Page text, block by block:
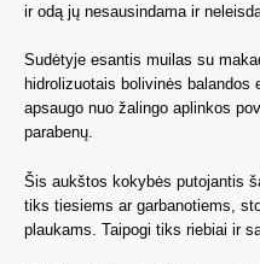
ir odą jų nesausindama ir
Sudėtyje esantis muilas su
hidrolizuotais bolivinės
apsaugo nuo žalingo aplinkos
parabenų.
Šis aukštos kokybės putojantis
tiks tiesiems ar garbanotiems,
plaukams. Taipogi tiks riebiai ir